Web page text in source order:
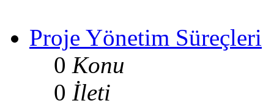
Proje Yönetim Süreçleri
0 Konu
0 İleti